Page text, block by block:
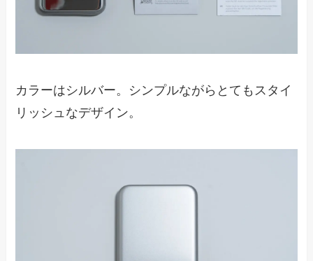
カラーはシルバー。シンプルながらとてもスタイ
リッシュなデザイン。